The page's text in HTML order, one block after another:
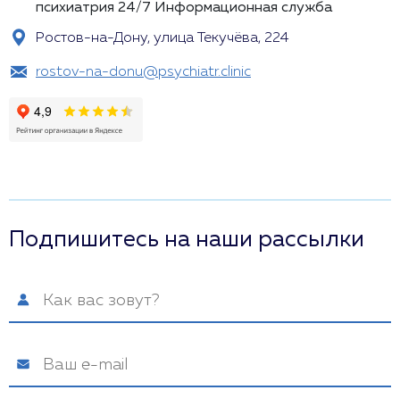
психиатрия 24/7 Информационная служба
Ростов-на-Дону, улица Текучёва, 224
rostov-na-donu@psychiatr.clinic
Подпишитесь на наши рассылки